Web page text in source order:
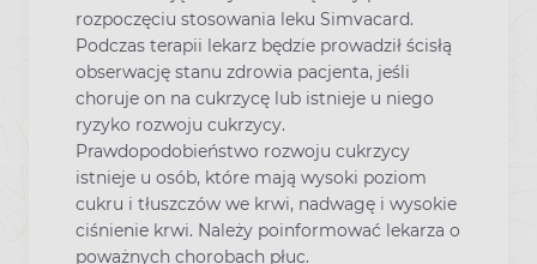
rozpoczęciu stosowania leku Simvacard.
Podczas terapii lekarz będzie prowadził ścisłą
obserwację stanu zdrowia pacjenta, jeśli
choruje on na cukrzycę lub istnieje u niego
ryzyko rozwoju cukrzycy.
Prawdopodobieństwo rozwoju cukrzycy
istnieje u osób, które mają wysoki poziom
cukru i tłuszczów we krwi, nadwagę i wysokie
ciśnienie krwi. Należy poinformować lekarza o
poważnych chorobach płuc.